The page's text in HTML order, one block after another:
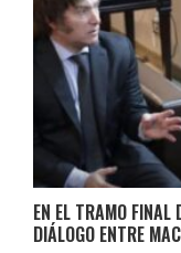
EN EL TRAMO FINAL
DIÁLOGO ENTRE